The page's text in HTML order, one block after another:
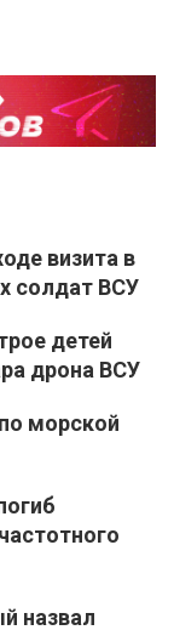
визита в
солдат ВСУ
детей
дрона ВСУ
морской
назвал